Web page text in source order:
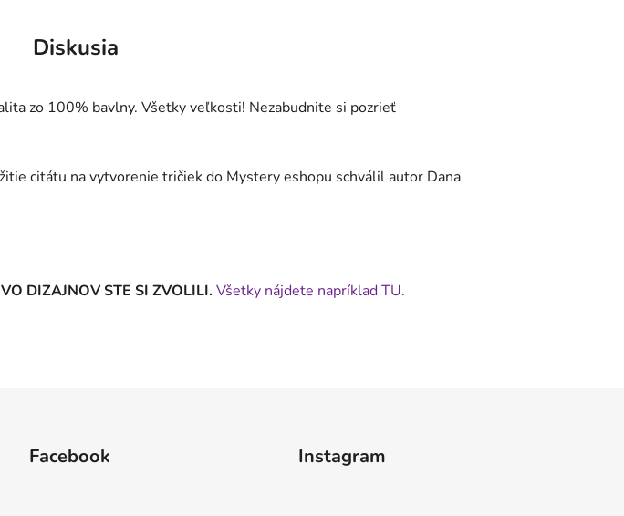
Diskusia
zo 100% bavlny. Všetky veľkosti! Nezabudnite si pozrieť
citátu na vytvorenie tričiek do Mystery eshopu schválil autor Dana
DIZAJNOV STE SI ZVOLILI. Všetky nájdete napríklad TU.
Facebook Instagram